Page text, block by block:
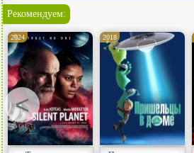
Рекомендуем:
2024 2018
<